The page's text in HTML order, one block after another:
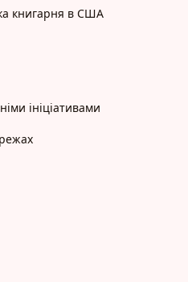
книгарня в США
ініціативами